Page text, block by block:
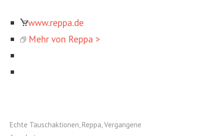
www.reppa.de
Mehr von Reppa >
Echte Tauschaktionen, Reppa,Vergangene